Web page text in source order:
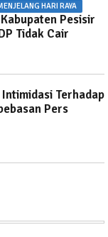
HARI RAYA
Pesisir
Tidak Cair
Terhadap
Pers